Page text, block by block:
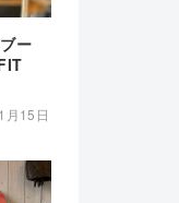
ー
月15日